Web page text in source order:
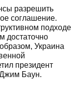
разрешить
соглашение.
подходе
достаточно
Украина
президент
Баун.